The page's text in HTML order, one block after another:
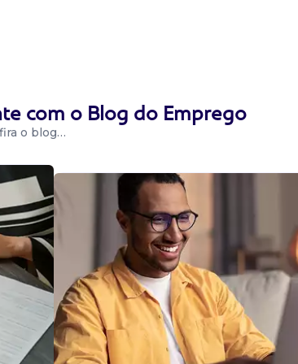
de idiomas
rede de
em todo
com o Blog do Emprego
o blog…